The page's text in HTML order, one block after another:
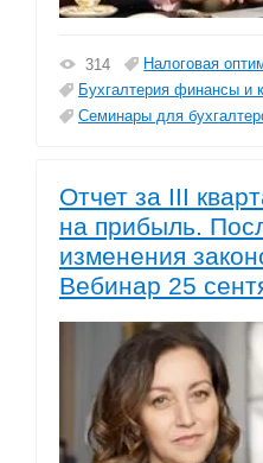
314 Налоговая
Бухгалтерия финансы и
Семинары для
Отчет за III
на прибыль.
изменения
Вебинар 25